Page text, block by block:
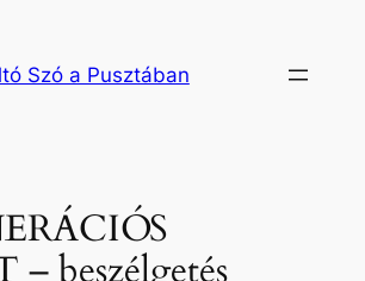
Szó a Pusztában
– beszélgetés